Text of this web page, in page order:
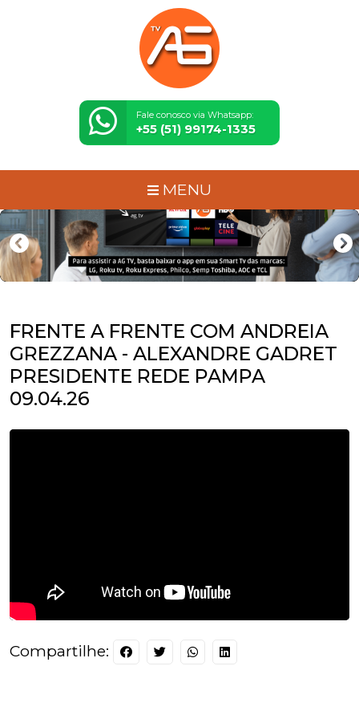
Fale conosco via Whatsapp:
+55 (51) 99174-1335
MENU
FRENTE A FRENTE COM ANDREIA
GREZZANA - ALEXANDRE GADRET
PRESIDENTE REDE PAMPA
09.04.26
Compartilhe: